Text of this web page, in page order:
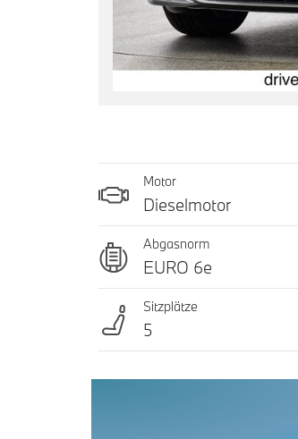
Motor
Dieselmotor
Abgasnorm
EURO 6e
Sitzplätze
5